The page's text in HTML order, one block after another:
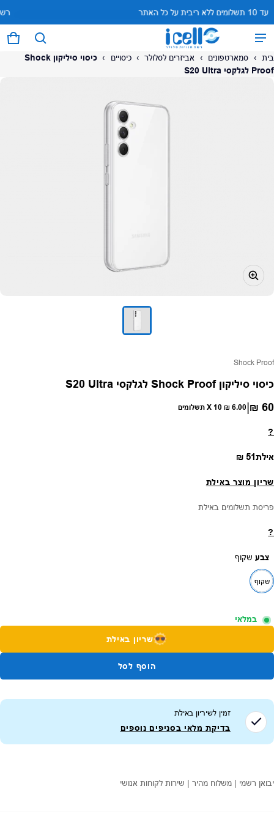
עד 10 תשלומים ללא ריבית על כל האתר
0 פריטים
המוצר נוסף לעגלה
לתשלום
בית › סמארטפונים › אביזרים לסלולר › כיסויים ›
כיסוי סיליקון Shock
Proof לגלקסי S20 Ultra
ספק:
Shock Proof
כיסוי סיליקון Shock Proof לגלקסי S20 Ultra
מחיר רגיל
60 ₪
|
6.00 ₪ X 10 תשלומים
?
אילתמחיר רגיל
51 ₪
שריון מוצר באילת
פריסת תשלומים באילת
?
צבע שקוף
שקוף
במלאי
שריון באילת
הוסף לסל
זמין לשיריון באילת
בדיקת מלאי בסניפים נוספים
יבואן רשמי | משלוח מהיר | שירות לקוחות אנושי
על המוצר